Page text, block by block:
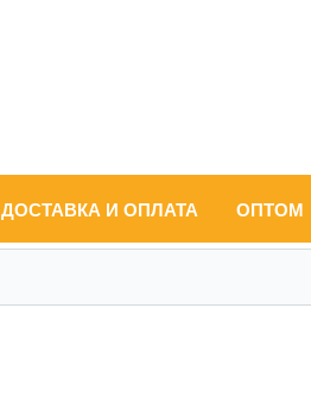
ДОСТАВКА И ОПЛАТА ОПТОМ